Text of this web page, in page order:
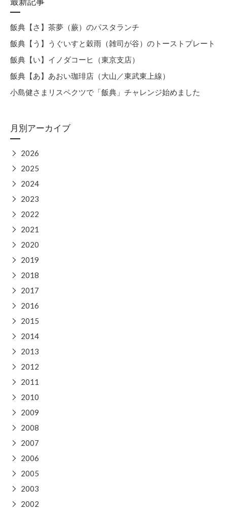
飯典【さ】茶夢（蕨）のパスタランチ
飯典【う】うぐいすと穀雨（雑司が谷）のトーストプレート
飯典【い】イノダコーヒ（東京支店）
飯典【あ】あおい珈琲店（大山／東武東上線）
小島健さまリスペクツで「飯典」チャレンジ始めました
月別アーカイブ
▶ 2026
▶ 2025
▶ 2024
▶ 2023
▶ 2022
▶ 2021
▶ 2020
▶ 2019
▶ 2018
▶ 2017
▶ 2016
▶ 2015
▶ 2014
▶ 2013
▶ 2012
▶ 2011
▶ 2010
▶ 2009
▶ 2008
▶ 2007
▶ 2006
▶ 2005
▶ 2003
▶ 2002